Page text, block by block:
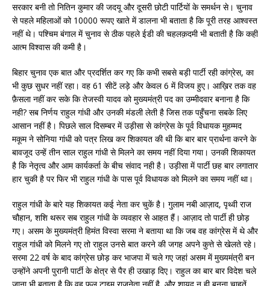
सरकार बनी तो नितिन कुमार की जदयू और दूसरी छोटी पार्टियों के समर्थन से। चुनाव
से पहले महिलाओं को 10000 रूपए खाते में डालना भी बताता है कि पूरी तरह आश्वस्त
नहीं थे। पश्चिम बंगाल में चुनाव से ठीक पहले ईडी की चहलक़दमी भी बताती है कि कहीं
आत्म विश्वास की कमी है।
बिहार चुनाव एक बात और प्रदर्शित कर गए कि कभी सबसे बड़ी पार्टी रही कांग्रेस, का
भी कुछ सुधर नहीं रहा। वह 61 सीटें लड़े और केवल 6 में विजय हुए। आख़िर तक वह
फ़ैसला नहीं कर सके कि तेजस्वी यादव को मुख्यमंत्री पद का उम्मीदवार बनाना है कि
नही? सब निर्णय राहुल गांधी और उनकी मंडली लेती है जिस तक पहुँचना सबके लिए
आसान नहीं है। पिछले साल दिसम्बर में उड़ीसा से कांग्रेस के पूर्व विधायक मुहम्मद
मकूम ने सोनिया गांधी को पत्र लिख कर शिकायत की थी कि बार बार प्रार्थना करने के
बावजूद उन्हें तीन साल राहुल गांधी से मिलने का समय नहीं दिया गया। उनकी शिकायत
है कि नेतृत्व और आम कार्यकर्ता के बीच संवाद नही है। उड़ीसा में पार्टी छह बार लगातार
हार चुकी है पर फिर भी राहुल गांधी के पास पूर्व विधायक को मिलने का समय नहीं था।
राहुल गांधी के बारे यह शिकायत कई नेता कर चुकें है। गुलाम नबी आज़ाद, पृथ्वी राज
चौहान, शशि थरूर सब राहुल गांधी के व्यवहार से आहत हैं। आज़ाद तो पार्टी ही छोड़
गए। असम के मुख्यमंत्री हिमंत विस्वा सरमा ने बताया था कि जब वह कांग्रेस में थे और
राहुल गांधी को मिलने गए तो राहुल उनसे बात करने की जगह अपने कुत्ते से खेलते रहे।
सरमा 22 वर्ष के बाद कांग्रेस छोड़ कर भाजपा में चले गए जहां असम में मुख्यमंत्री बन
उन्होंने अपनी पुरानी पार्टी के क्षेत्र से पैर ही उखाड़ दिए। राहुल का बार बार विदेश चले
जाना भी बताता है कि वह फ़ुल टाइम राजनेता नहीं है, और शायद न ही बनना चाहतें